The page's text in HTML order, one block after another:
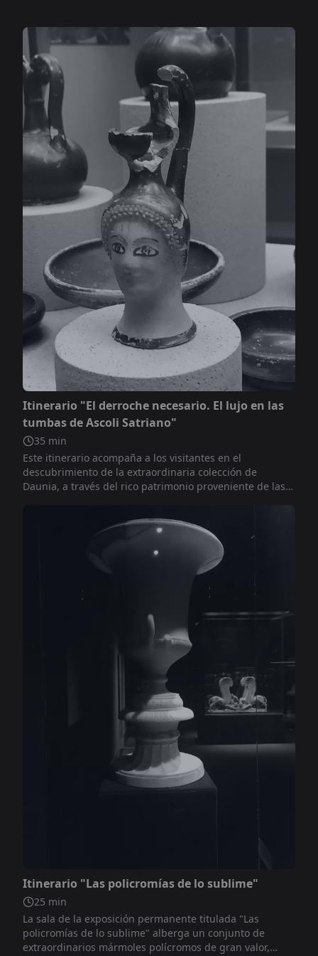
No incluido
Itinerario "El derroche necesario. El lujo en las
tumbas de Ascoli Satriano"
35 min
Este itinerario acompaña a los visitantes en el
descubrimiento de la extraordinaria colección de
Daunia, a través del rico patrimonio proveniente de las
No incluido
Itinerario "Las policromías de lo sublime"
25 min
La sala de la exposición permanente titulada "Las
policromías de lo sublime" alberga un conjunto de
extraordinarios mármoles polícromos de gran valor,